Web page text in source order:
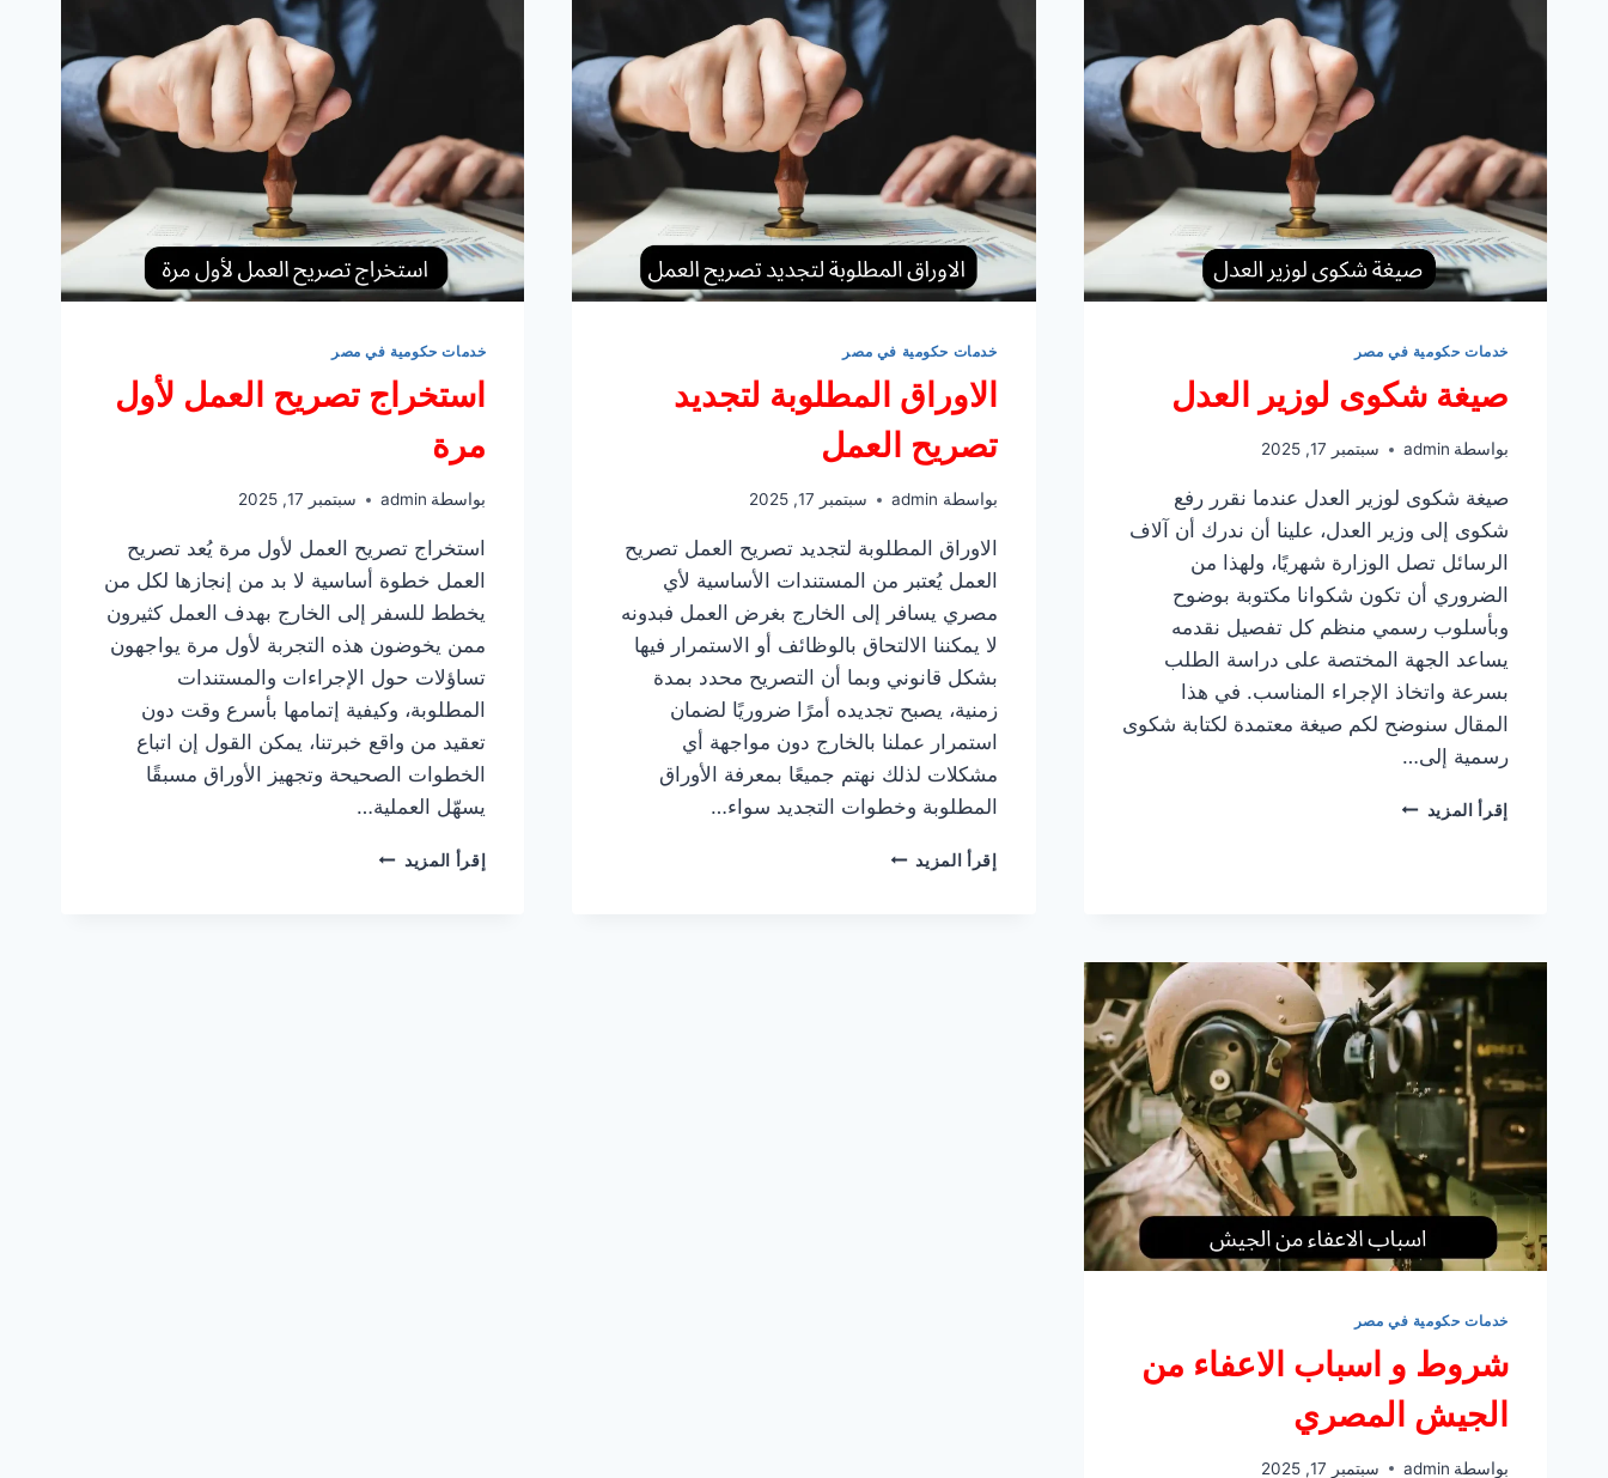
المتكاملة
بالرقم
القومي
خدمات حكومية في مصر
صيغة شكوى لوزير العدل
بواسطة admin سبتمبر 17, 2025
صيغة شكوى لوزير العدل عندما نقرر رفع
شكوى إلى وزير العدل، علينا أن ندرك أن آلاف
الرسائل تصل الوزارة شهريًا، ولهذا من
الضروري أن تكون شكوانا مكتوبة بوضوح
وبأسلوب رسمي منظم كل تفصيل نقدمه
يساعد الجهة المختصة على دراسة الطلب
بسرعة واتخاذ الإجراء المناسب. في هذا
المقال سنوضح لكم صيغة معتمدة لكتابة شكوى
رسمية إلى…
إقرأ المزيد صيغة
خدمات حكومية في مصر
الاوراق المطلوبة لتجديد
تصريح العمل
بواسطة admin سبتمبر 17, 2025
الاوراق المطلوبة لتجديد تصريح العمل تصريح
العمل يُعتبر من المستندات الأساسية لأي
مصري يسافر إلى الخارج بغرض العمل فبدونه
لا يمكننا الالتحاق بالوظائف أو الاستمرار فيها
بشكل قانوني وبما أن التصريح محدد بمدة
زمنية، يصبح تجديده أمرًا ضروريًا لضمان
استمرار عملنا بالخارج دون مواجهة أي
مشكلات لذلك نهتم جميعًا بمعرفة الأوراق
المطلوبة وخطوات التجديد سواء…
إقرأ المزيد الاوراق
خدمات حكومية في مصر
استخراج تصريح العمل لأول
مرة
بواسطة admin سبتمبر 17, 2025
استخراج تصريح العمل لأول مرة يُعد تصريح
العمل خطوة أساسية لا بد من إنجازها لكل من
يخطط للسفر إلى الخارج بهدف العمل كثيرون
ممن يخوضون هذه التجربة لأول مرة يواجهون
تساؤلات حول الإجراءات والمستندات
المطلوبة، وكيفية إتمامها بأسرع وقت دون
تعقيد من واقع خبرتنا، يمكن القول إن اتباع
الخطوات الصحيحة وتجهيز الأوراق مسبقًا
يسهّل العملية…
إقرأ المزيد استخراج
خدمات حكومية في مصر
شروط و اسباب الاعفاء من
الجيش المصري
بواسطة admin سبتمبر 17, 2025